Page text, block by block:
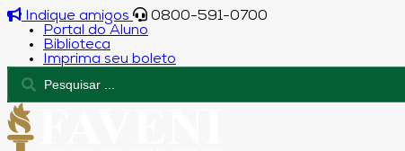
Indique amigos
0800-591-0700
Portal do Aluno
Biblioteca
Imprima seu boleto